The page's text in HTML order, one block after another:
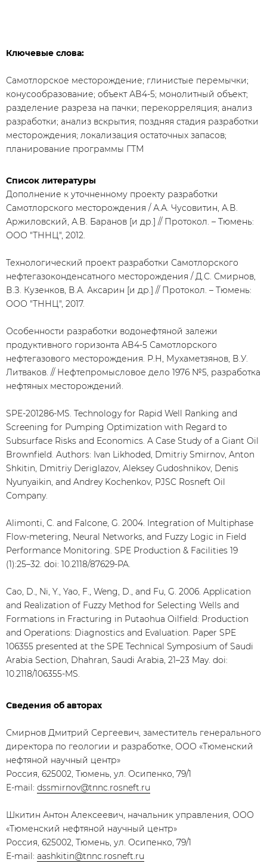
Ключевые слова:
Самотлорское месторождение; глинистые перемычки;
конусообразование; объект АВ4-5; монолитный объект;
разделение разреза на пачки; перекорреляция; анализ
разработки; анализ вскрытия; поздняя стадия разработки
месторождения; локализация остаточных запасов;
планирование программы ГТМ
Список литературы
Дополнение к уточненному проекту разработки
Самотлорского месторождения / А.А. Чусовитин, А.В.
Аржиловский, А.В. Баранов [и др.] // Протокол. – Тюмень:
ООО "ТННЦ", 2012.
Технологический проект разработки Самотлорского
нефтегазоконденсатного месторождения / Д.С. Смирнов,
В.З. Кузенков, В.А. Аксарин [и др.] // Протокол. – Тюмень:
ООО "ТННЦ", 2017.
Особенности разработки водонефтяной залежи
продуктивного горизонта АВ4-5 Самотлорского
нефтегазового месторождения. Р.Н, Мухаметзянов, В.У.
Литваков. // Нефтепромысловое дело 1976 №5, разработка
нефтяных месторождений.
SPE-201286-MS. Technology for Rapid Well Ranking and
Screening for Pumping Optimization with Regard to
Subsurface Risks and Economics. A Case Study of a Giant Oil
Brownfield. Authors: Ivan Likhoded, Dmitriy Smirnov, Anton
Shkitin, Dmitriy Deriglazov, Aleksey Gudoshnikov, Denis
Nyunyaikin, and Andrey Kochenkov, PJSC Rosneft Oil
Company.
Alimonti, C. and Falcone, G. 2004. Integration of Multiphase
Flow-metering, Neural Networks, and Fuzzy Logic in Field
Performance Monitoring. SPE Production & Facilities 19
(1):25–32. doi: 10.2118/87629-PA.
Cao, D., Ni, Y., Yao, F., Weng, D., and Fu, G. 2006. Application
and Realization of Fuzzy Method for Selecting Wells and
Formations in Fracturing in Putaohua Oilfield: Production
and Operations: Diagnostics and Evaluation. Paper SPE
106355 presented at the SPE Technical Symposium of Saudi
Arabia Section, Dhahran, Saudi Arabia, 21–23 May. doi:
10.2118/106355-MS.
Сведения об авторах
Смирнов Дмитрий Сергеевич, заместитель генерального
директора по геологии и разработке, ООО «Тюменский
нефтяной научный центр»
Россия, 625002, Тюмень, ул. Осипенко, 79/1
E-mail: dssmirnov@tnnc.rosneft.ru
Шкитин Антон Алексеевич, начальник управления, ООО
«Тюменский нефтяной научный центр»
Россия, 625002, Тюмень, ул. Осипенко, 79/1
E-mail: aashkitin@tnnc.rosneft.ru